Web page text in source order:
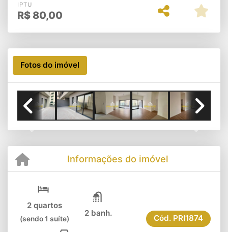
IPTU
R$ 80,00
Fotos do imóvel
Informações do imóvel
2 quartos
(sendo 1 suíte)
2 banh.
Cód. PRI1874